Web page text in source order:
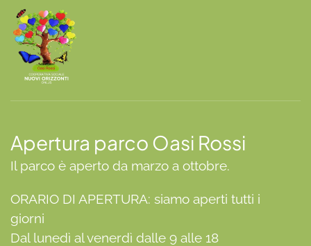
Apertura parco Oasi Rossi
Il parco è aperto da marzo a ottobre.
ORARIO DI APERTURA: siamo aperti tutti i
giorni
Dal lunedì al venerdì dalle 9 alle 18